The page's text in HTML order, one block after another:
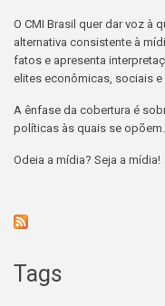
O CMI Brasil quer dar voz à
alternativa consistente à
fatos e apresenta
elites econômicas, sociais e
A ênfase da cobertura é
políticas às quais se opõem.
Odeia a mídia? Seja a mídia!
Tags